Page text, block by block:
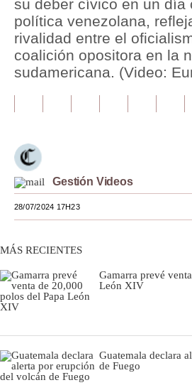
Tendencias
Lujo
Moda
Mundo
España
Internacional
Tecnología
Mix
su deber cívico en un día
política venezolana,
rivalidad entre el
coalición opositora en la
sudamericana. (Video:
Gestión Videos
28/07/2024 17H23
MÁS RECIENTES
Gamarra prevé
León XIV
Guatemala declara
de Fuego